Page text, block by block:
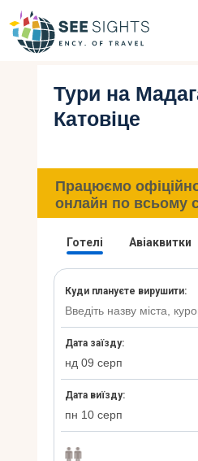
Пошук турів
Гарячі тури
Типи Турів
Країни
Контакти
Тури на
Катовіце
Працюємо
онлайн по всьому